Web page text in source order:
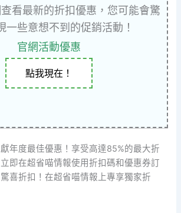
看最新的折扣優惠，您可能會驚
一些意想不到的促銷活動！
官網活動優惠
點我現在！
年度最佳優惠！享受高達85%的最大折
即在超省喵情報使用折扣碼和優惠券訂
喜折扣！在超省喵情報上專享獨家折